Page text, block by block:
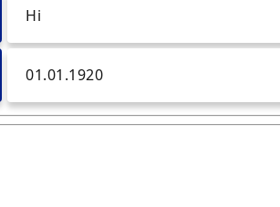
Ні
01.01.1920